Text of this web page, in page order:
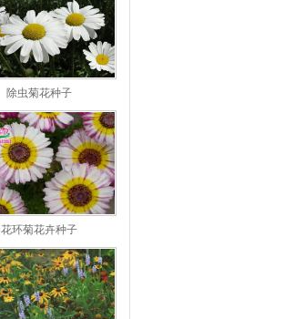
除虫菊花种子
花环菊花卉种子